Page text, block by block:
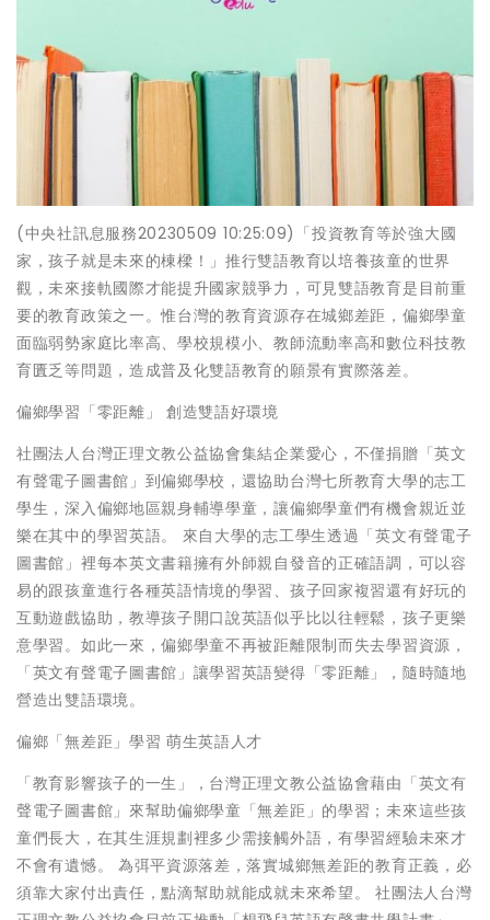
(中央社訊息服務20230509 10:25:09)「投資教育等於強大國
家，孩子就是未來的棟樑！」推行雙語教育以培養孩童的世界
觀，未來接軌國際才能提升國家競爭力，可見雙語教育是目前重
要的教育政策之一。惟台灣的教育資源存在城鄉差距，偏鄉學童
面臨弱勢家庭比率高、學校規模小、教師流動率高和數位科技教
育匱乏等問題，造成普及化雙語教育的願景有實際落差。
偏鄉學習「零距離」 創造雙語好環境
社團法人台灣正理文教公益協會集結企業愛心，不僅捐贈「英文
有聲電子圖書館」到偏鄉學校，還協助台灣七所教育大學的志工
學生，深入偏鄉地區親身輔導學童，讓偏鄉學童們有機會親近並
樂在其中的學習英語。 來自大學的志工學生透過「英文有聲電子
圖書館」裡每本英文書籍擁有外師親自發音的正確語調，可以容
易的跟孩童進行各種英語情境的學習、孩子回家複習還有好玩的
互動遊戲協助，教導孩子開口說英語似乎比以往輕鬆，孩子更樂
意學習。如此一來，偏鄉學童不再被距離限制而失去學習資源，
「英文有聲電子圖書館」讓學習英語變得「零距離」，隨時隨地
營造出雙語環境。
偏鄉「無差距」學習 萌生英語人才
「教育影響孩子的一生」，台灣正理文教公益協會藉由「英文有
聲電子圖書館」來幫助偏鄉學童「無差距」的學習；未來這些孩
童們長大，在其生涯規劃裡多少需接觸外語，有學習經驗未來才
不會有遺憾。 為弭平資源落差，落實城鄉無差距的教育正義，必
須靠大家付出責任，點滴幫助就能成就未來希望。 社團法人台灣